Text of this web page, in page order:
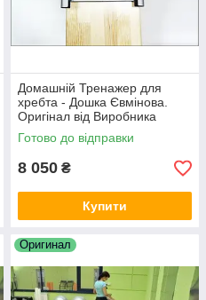
Домашній Тренажер для
хребта - Дошка Євмінова.
Оригінал від Виробника
Готово до відправки
8 050 ₴
Купити
Оригинал